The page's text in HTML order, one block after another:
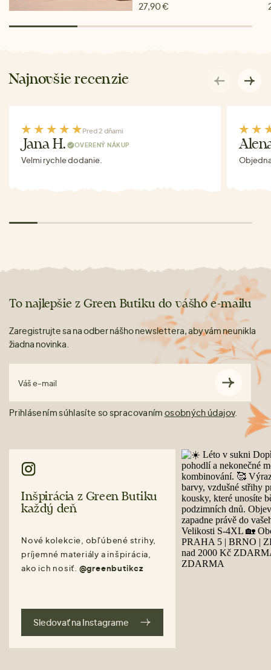
27,90 €
Najnovšie recenzie
Pred 2 dňami
Jana H. OVERENÝ NÁKUP
Velmi rychle dodanie.
To najlepšie z Green Butiku do vášho e-mailu
Zaregistrujte sa na odber nášho newslettera, aby vám neunikla
žiadna novinka.
Váš e-mail
Prihlásením súhlasíte so spracovaním osobných údajov.
Inšpirácia z Green Butiku
každý deň
Nové kolekcie, obľúbené strihy,
príjemné materiály a inšpirácia,
ako ich nosiť. @greenbutikcz
Sledovať na Instagrame